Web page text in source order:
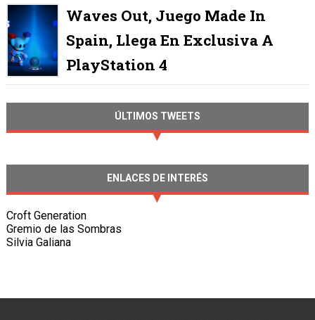
Waves Out, Juego Made In
Spain, Llega En Exclusiva A
PlayStation 4
ÚLTIMOS TWEETS
ENLACES DE INTERÉS
Croft Generation
Gremio de las Sombras
Silvia Galiana